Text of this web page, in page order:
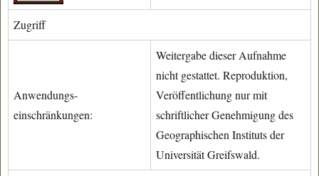
Zugriff
Anwendungs-
einschränkungen:
Weitergabe dieser Aufnahme
nicht gestattet. Reproduktion,
Veröffentlichung nur mit
schriftlicher Genehmigung des
Geographischen Instituts der
Universität Greifswald.